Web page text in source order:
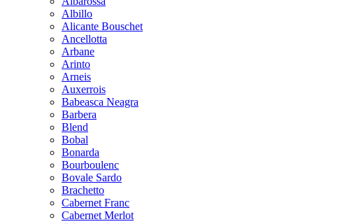
Albillo
Alicante Bouschet
Ancellotta
Arbane
Arinto
Arneis
Auxerrois
Babeasca Neagra
Barbera
Blend
Bobal
Bonarda
Bourboulenc
Bovale Sardo
Brachetto
Cabernet Franc
Cabernet Merlot